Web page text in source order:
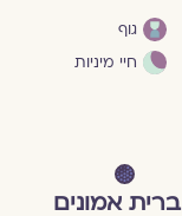
גוף
חיי מיניות
ברית אמונים